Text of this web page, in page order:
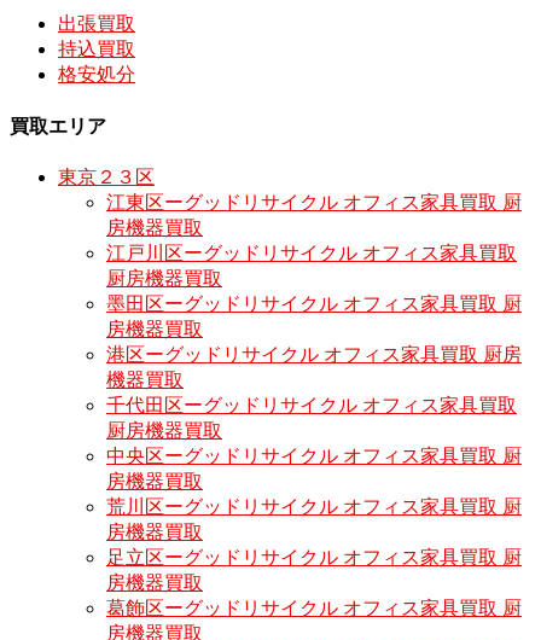
出張買取
持込買取
格安処分
買取エリア
東京２３区
江東区ーグッドリサイクル オフィス家具買取 厨
房機器買取
江戸川区ーグッドリサイクル オフィス家具買取
厨房機器買取
墨田区ーグッドリサイクル オフィス家具買取 厨
房機器買取
港区ーグッドリサイクル オフィス家具買取 厨房
機器買取
千代田区ーグッドリサイクル オフィス家具買取
厨房機器買取
中央区ーグッドリサイクル オフィス家具買取 厨
房機器買取
荒川区ーグッドリサイクル オフィス家具買取 厨
房機器買取
足立区ーグッドリサイクル オフィス家具買取 厨
房機器買取
葛飾区ーグッドリサイクル オフィス家具買取 厨
房機器買取